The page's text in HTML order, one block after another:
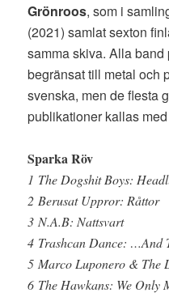
Grönroos, som i
(2021) samlat sexton
samma skiva. Alla
begränsat till metal och
svenska, men de flesta
publikationer kallas
Sparka Röv
1 The Dogshit Boys:
2 Berusat Uppror: Råttor
3 N.A.B: Nattsvart
4 Trashcan Dance: …And
5 Marco Luponero & The
6 The Hawkans: We Only